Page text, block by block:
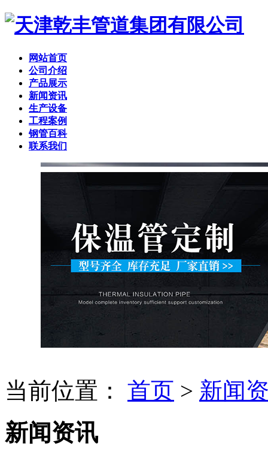
网站首页
公司介绍
产品展示
新闻资讯
生产设备
工程案例
钢管百科
联系我们
当前位置： 首页 > 新闻
新闻资讯